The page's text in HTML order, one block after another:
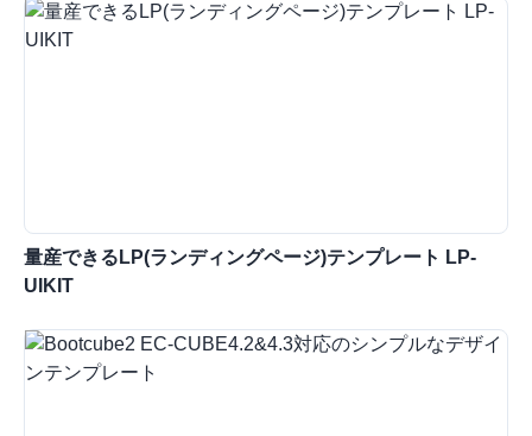
量産できるLP(ランディングページ)テンプレート LP-
UIKIT